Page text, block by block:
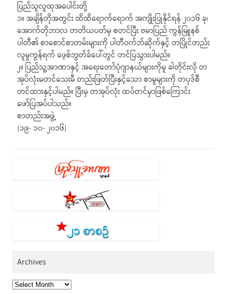
ပြည်သူလူထုအပေါင်းတို့
၁။ အချိန်တိုအတွင်း ထိထိရောက်ရောက် အကျိုးပြုနိုင်ရန် ၂၀၁၆ ခု၊
အောက်တိုဘာလ တတိယပတ်မှ စတင်ပြီး ဗမာပြည် ကွန်မြူနစ်
ပါတီ၏ စာစောင်စာတမ်းများကို ပါတီဝက်ဘ်ဆိုက်နှင့် တပြိုင်တည်း
လူမှုကွန်ရက် ဖေ့စ်ဘွတ်ခ်ပေါ်တွင် တင်ပြသွားပါမည်။
၂။ ပြည်သူ့အာဏာနှင့် အရေးတော်ပုံဂျာနယ်များကိုမူ ခါတိုင်းလို တ
အုပ်လုံးမတင်သေးမီ တည်းဖြတ်ပြီးနှင့်သော စာမူများကို တပုဒ်စီ
တင်ထားနှင့်ပါမည်။ ပြီးမှ တအုပ်လုံး ထပ်တင်မှာဖြစ်ကြောင်း
ဖော်ပြအပ်ပါသည်။
စာတည်းအဖွဲ့
(၁၉- ၁၀- ၂၀၁၆)
Archives
Archives